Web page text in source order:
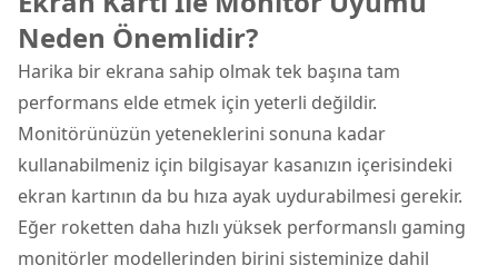
Neden Önemlidir?
Harika bir ekrana sahip olmak tek başına tam
performans elde etmek için yeterli değildir.
Monitörünüzün yeteneklerini sonuna kadar
kullanabilmeniz için bilgisayar kasanızın içerisindeki
ekran kartının da bu hıza ayak uydurabilmesi gerekir.
Eğer roketten daha hızlı yüksek performanslı gaming
monitörler modellerinden birini sisteminize dahil